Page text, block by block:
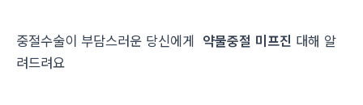
중절수술이 부담스러운 당신에게 약물중절 미프진 대해 알
려드려요